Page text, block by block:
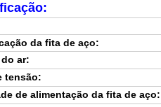
da fita de aço:
ar:
tensão:
de alimentação da fita de aço: